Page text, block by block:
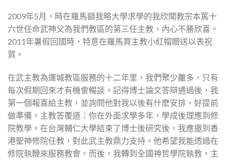
2009年5月，時在羅馬額我略大學求學的我欣聞教宗本篤十
六世任命武神父為我們教區的第三任主教，內心不勝欣喜。
2011年暑假回國時，特意在羅馬買主教小紅帽贈送以表祝
賀。
在武主教為運城教區服務的十二年里，我們聚少離多，只有
每次假期回來才有機會暢談。記得博士論文答辯通過後，我
第一個報喜給主教，並詢問他對我以後有什麽安排，好提前
做準備。主教答覆道：你在外面求學多年，學成後理應到修
院教學。在台灣輔仁大學結束了博士後研究後，我應邀到香
港聖神修院任教，對此武主教鼎力支持。他希望我能透過在
修院執鞭來服務教會。而後，我轉到全國神哲學院執教，主